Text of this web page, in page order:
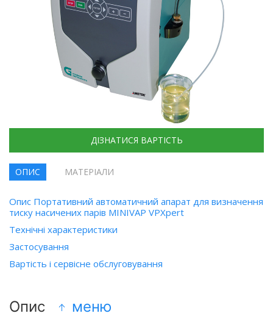
ДІЗНАТИСЯ ВАРТІСТЬ
ОПИС МАТЕРІАЛИ
Опис Портативний автоматичний апарат для визначення
тиску насичених парів MINIVAP VPXpert
Технічні характеристики
Застосування
Вартість і сервісне обслуговування
Опис меню